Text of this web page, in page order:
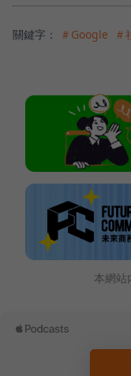
關鍵字： ＃Google ＃
本網站